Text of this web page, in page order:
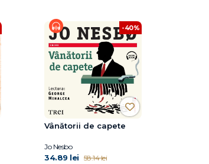
-40%
Vânătorii de capete
Jo Nesbo
34.89 lei 58.14 lei